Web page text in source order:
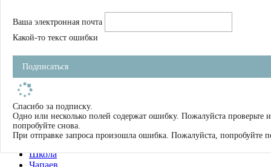
Школа
Устав
Фильмы
Имена
Тэги
О нас
Журнал
Книги
Школа
Чапаев
Ваша электронная почта
Какой-то текст ошибки
Подписаться
Спасибо за подписку.
Одно или несколько полей содержат ошибку. Пожалуйста проверьте и
попробуйте снова.
При отправке запроса произошла ошибка. Пожалуйста, попробуйте